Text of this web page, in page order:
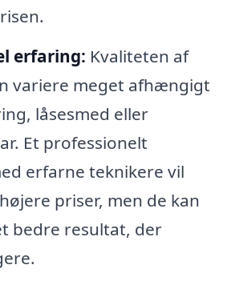
erfaring: Kvaliteten af
variere meget afhængigt
låsesmed eller
Et professionelt
erfarne teknikere vil
priser, men de kan
bedre resultat, der